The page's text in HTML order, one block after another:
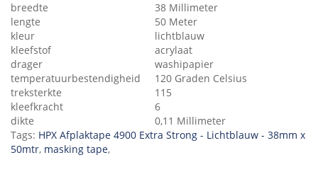
breedte
38 Millimeter
lengte
50 Meter
kleur
lichtblauw
kleefstof
acrylaat
drager
washipapier
temperatuurbestendigheid
120 Graden Celsius
treksterkte
115
kleefkracht
6
dikte
0,11 Millimeter
Tags: HPX Afplaktape 4900 Extra Strong - Lichtblauw - 38mm x
50mtr, masking tape,